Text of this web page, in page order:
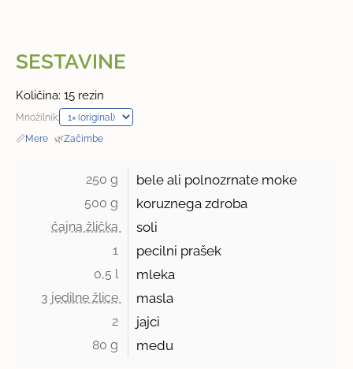
SESTAVINE
Količina: 15 rezin
Množilnik:
📏Mere · 🌿Začimbe
250 g bele ali polnozrnate moke
500 g koruznega zdroba
čajna žlička soli
1 pecilni prašek
0,5 l mleka
3 jedilne žlice masla
2 jajci
80 g medu